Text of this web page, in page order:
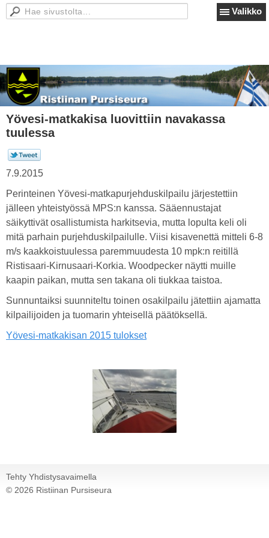
Valikko
Yövesi-matkakisa luovittiin navakassa
tuulessa
7.9.2015
Perinteinen Yövesi-matkapurjehduskilpailu järjestettiin
jälleen yhteistyössä MPS:n kanssa. Sääennustajat
säikyttivät osallistumista harkitsevia, mutta lopulta keli oli
mitä parhain purjehduskilpailulle. Viisi kisavenettä mitteli 6-8
m/s kaakkoistuulessa paremmuudesta 10 mpk:n reitillä
Ristisaari-Kirnusaari-Korkia. Woodpecker näytti muille
kaapin paikan, mutta sen takana oli tiukkaa taistoa.
Sunnuntaiksi suunniteltu toinen osakilpailu jätettiin ajamatta
kilpailijoiden ja tuomarin yhteisellä päätöksellä.
Yövesi-matkakisan 2015 tulokset
Tehty Yhdistysavaimella
© 2026 Ristiinan Pursiseura